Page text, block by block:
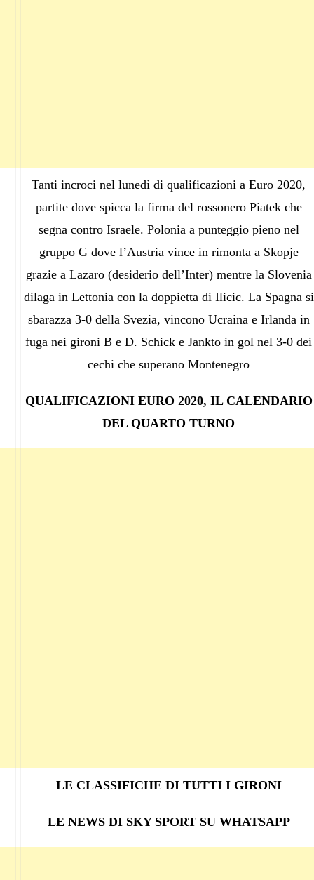
Tanti incroci nel lunedì di qualificazioni a Euro 2020,
partite dove spicca la firma del rossonero Piatek che
segna contro Israele. Polonia a punteggio pieno nel
gruppo G dove l’Austria vince in rimonta a Skopje
grazie a Lazaro (desiderio dell’Inter) mentre la Slovenia
dilaga in Lettonia con la doppietta di Ilicic. La Spagna si
sbarazza 3-0 della Svezia, vincono Ucraina e Irlanda in
fuga nei gironi B e D. Schick e Jankto in gol nel 3-0 dei
cechi che superano Montenegro
QUALIFICAZIONI EURO 2020, IL CALENDARIO
DEL QUARTO TURNO
LE CLASSIFICHE DI TUTTI I GIRONI
LE NEWS DI SKY SPORT SU WHATSAPP